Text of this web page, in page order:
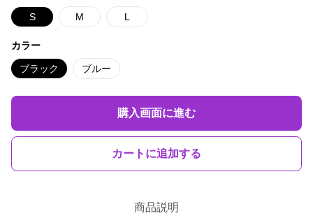
S M L
カラー
ブラック ブルー
購入画面に進む
カートに追加する
商品説明